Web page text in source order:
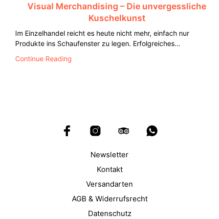
Visual Merchandising – Die unvergessliche
Kuschelkunst
Im Einzelhandel reicht es heute nicht mehr, einfach nur
Produkte ins Schaufenster zu legen. Erfolgreiches…
Continue Reading
Newsletter
Kontakt
Versandarten
AGB & Widerrufsrecht
Datenschutz